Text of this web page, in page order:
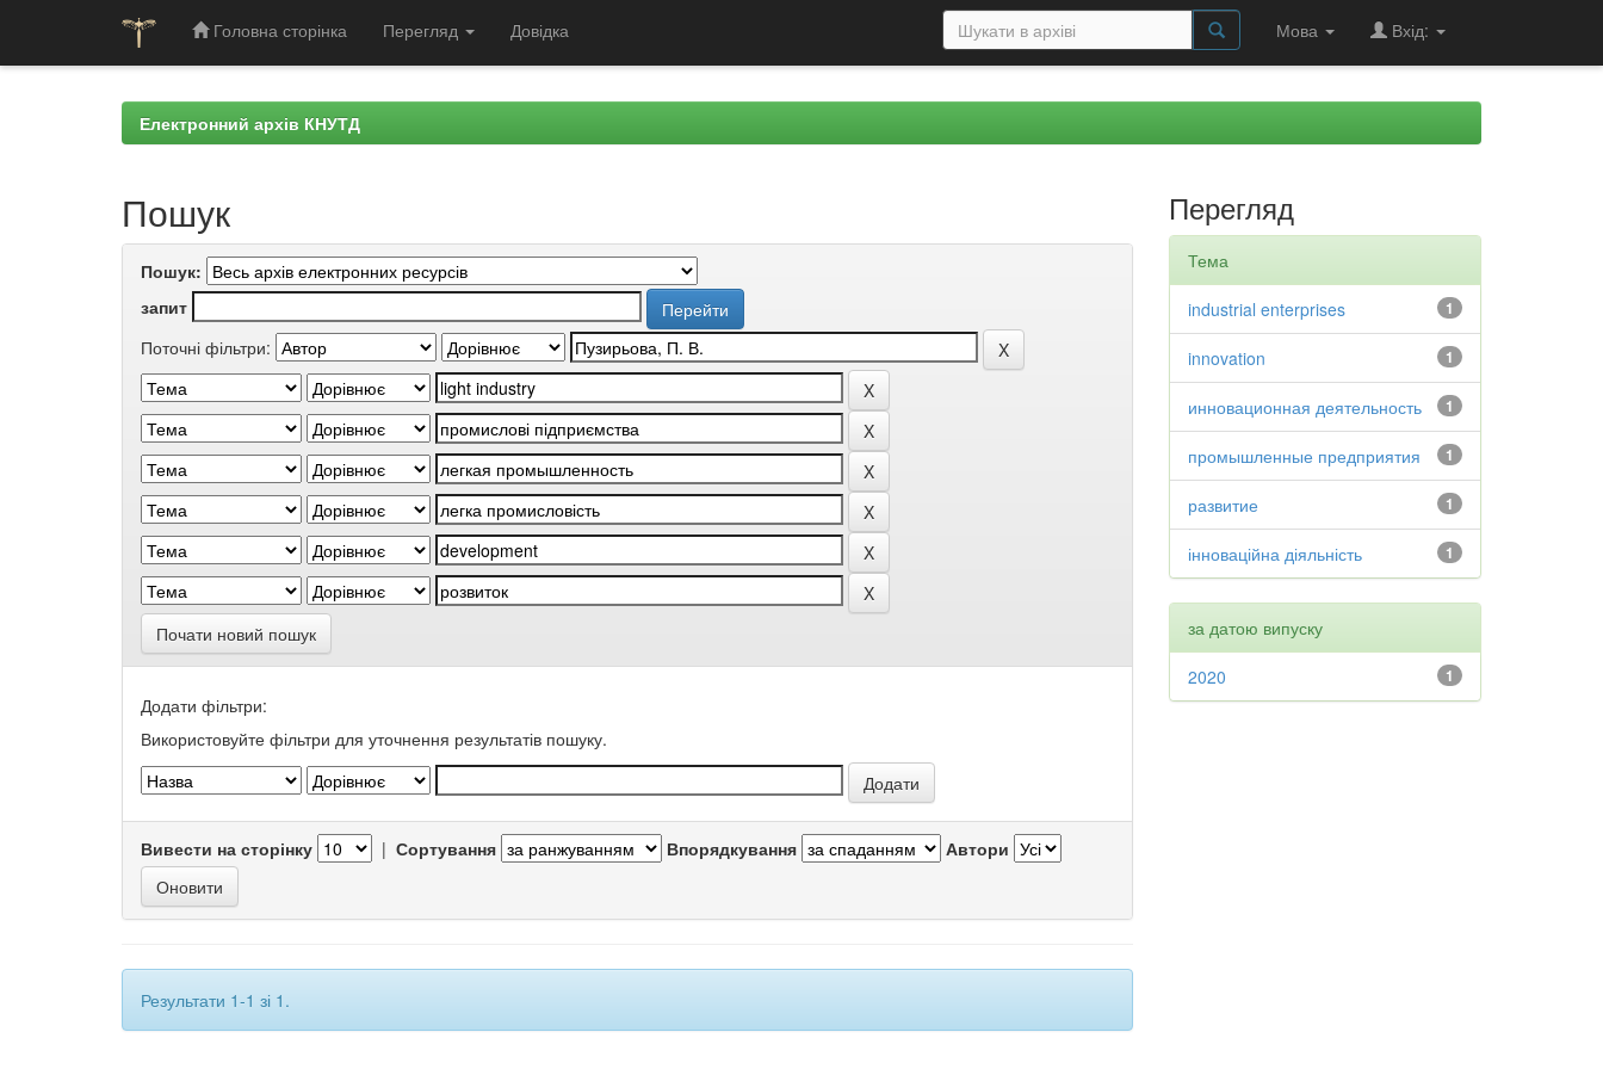
Головна сторінка Перегляд Довідка Мова Вхід:
Електронний архів КНУТД
Пошук
Пошук:
запит
Поточні фільтри:
Почати новий пошук
Додати фільтри:
Використовуйте фільтри для уточнення результатів пошуку.
Вивести на сторінку | Сортування Впорядкування Автори
Результати 1-1 зі 1.
Перегляд
Тема
1
industrial enterprises
1
innovation
1
инновационная деятельность
1
промышленные предприятия
1
развитие
1
інноваційна діяльність
за датою випуску
1
2020